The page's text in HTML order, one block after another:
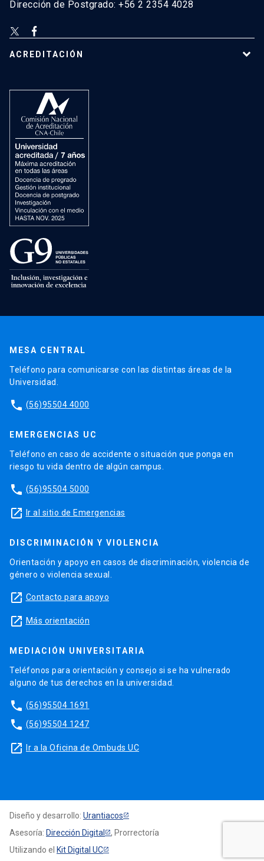
Dirección de Postgrado: +56 2 2354 4028
ACREDITACIÓN
MESA CENTRAL
Teléfono para comunicarse con las distintas áreas de la
Universidad.
phone (56)95504 4000
EMERGENCIAS UC
Teléfono en caso de accidente o situación que ponga en
riesgo tu vida dentro de algún campus.
phone (56)95504 5000
launch Ir al sitio de Emergencias
DISCRIMINACIÓN Y VIOLENCIA
Orientación y apoyo en casos de discriminación, violencia de
género o violencia sexual.
launch Contacto para apoyo
launch Más orientación
MEDIACIÓN UNIVERSITARIA
Teléfonos para orientación y consejo si se ha vulnerado
alguno de tus derechos en la universidad.
phone (56)95504 1691
phone (56)95504 1247
launch Ir a la Oficina de Ombuds UC
Diseño y desarrollo: Urantiacos
Asesoría: Dirección Digital
, Prorrectoría
Utilizando el Kit Digital UC